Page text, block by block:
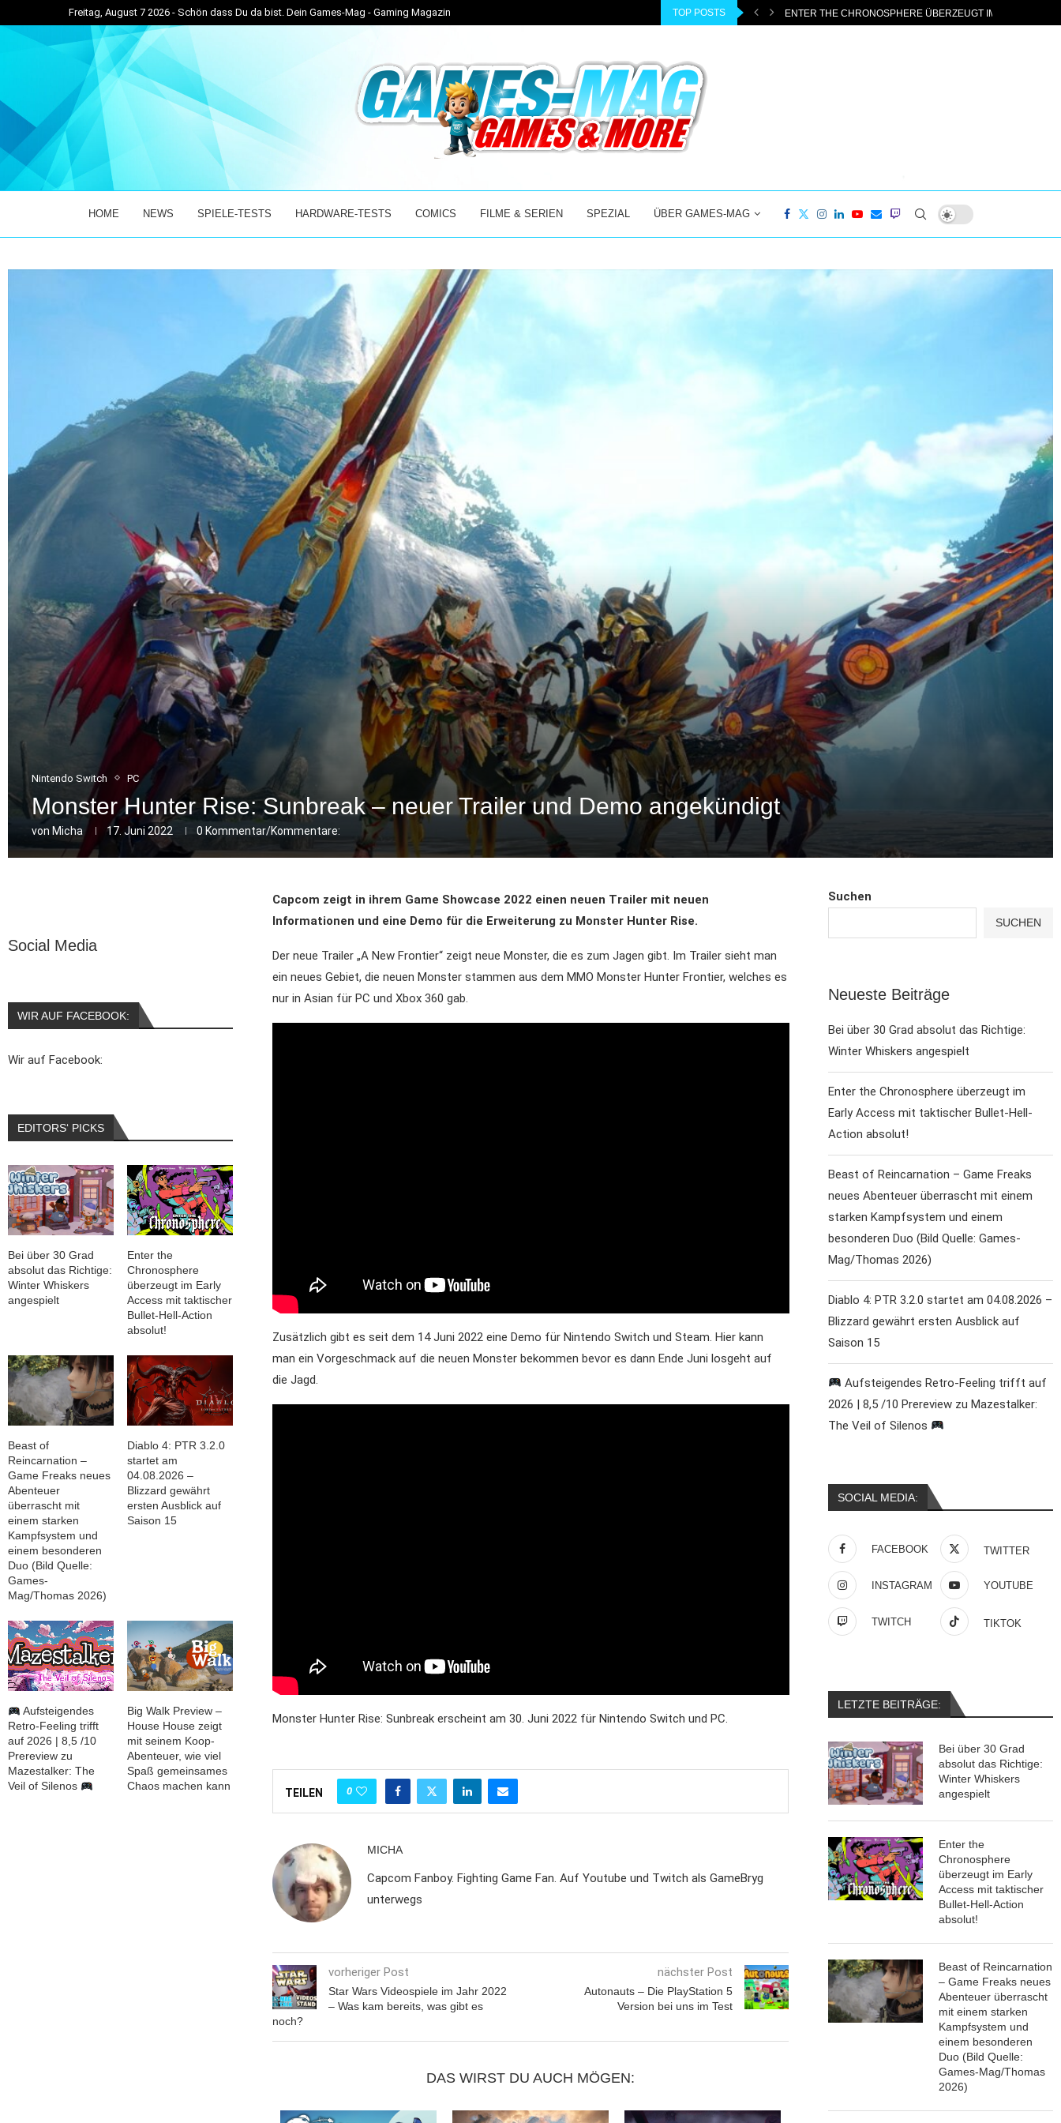
Freitag, August 7 2026 - Schön dass Du da bist. Dein Games-Mag - Gaming Magazin TOP POSTS
MIX AUS... BEI ÜBER 30 GRAD ABSOLUT DAS RICHTIGE: WINTER... ENTER THE CHRONOSPHERE ÜBERZEUGT IM EARLY ACCESS MIT... BEAST OF REINCARNATION – GAME FREAKS NEUES
HOME NEWS SPIELE-TESTS HARDWARE-TESTS COMICS FILME & SERIEN SPEZIAL ÜBER GAMES-MAG
Nintendo Switch PC
Monster Hunter Rise: Sunbreak – neuer Trailer und Demo angekündigt
von Micha 17. Juni 2022 0 Kommentar/Kommentare:
Capcom zeigt in ihrem Game Showcase 2022 einen neuen Trailer mit neuen
Informationen und eine Demo für die Erweiterung zu Monster Hunter Rise.
Der neue Trailer „A New Frontier“ zeigt neue Monster, die es zum Jagen gibt. Im Trailer sieht man
ein neues Gebiet, die neuen Monster stammen aus dem MMO Monster Hunter Frontier, welches es
nur in Asian für PC und Xbox 360 gab.
Zusätzlich gibt es seit dem 14 Juni 2022 eine Demo für Nintendo Switch und Steam. Hier kann
man ein Vorgeschmack auf die neuen Monster bekommen bevor es dann Ende Juni losgeht auf
die Jagd.
Monster Hunter Rise: Sunbreak erscheint am 30. Juni 2022 für Nintendo Switch und PC.
TEILEN 0
MICHA
Capcom Fanboy. Fighting Game Fan. Auf Youtube und Twitch als GameBryg
unterwegs
vorheriger Post
Star Wars Videospiele im Jahr 2022
– Was kam bereits, was gibt es
noch?
nächster Post
Autonauts – Die PlayStation 5
Version bei uns im Test
DAS WIRST DU AUCH MÖGEN:
Suchen
SUCHEN
Neueste Beiträge
Bei über 30 Grad absolut das Richtige:
Winter Whiskers angespielt
Enter the Chronosphere überzeugt im
Early Access mit taktischer Bullet-Hell-
Action absolut!
Beast of Reincarnation – Game Freaks
neues Abenteuer überrascht mit einem
starken Kampfsystem und einem
besonderen Duo (Bild Quelle: Games-
Mag/Thomas 2026)
Diablo 4: PTR 3.2.0 startet am 04.08.2026 –
Blizzard gewährt ersten Ausblick auf
Saison 15
Aufsteigendes Retro-Feeling trifft auf
2026 | 8,5 /10 Prereview zu Mazestalker:
The Veil of Silenos
SOCIAL MEDIA:
FACEBOOK TWITTER
INSTAGRAM YOUTUBE
TWITCH TIKTOK
LETZTE BEITRÄGE:
Bei über 30 Grad
absolut das Richtige:
Winter Whiskers
angespielt
Enter the
Chronosphere
überzeugt im Early
Access mit taktischer
Bullet-Hell-Action
absolut!
Beast of Reincarnation
– Game Freaks neues
Abenteuer überrascht
mit einem starken
Kampfsystem und
einem besonderen
Duo (Bild Quelle:
Games-Mag/Thomas
2026)
Social Media
WIR AUF FACEBOOK:
Wir auf Facebook:
EDITORS‘ PICKS
Bei über 30 Grad
absolut das Richtige:
Winter Whiskers
angespielt
Enter the
Chronosphere
überzeugt im Early
Access mit taktischer
Bullet-Hell-Action
absolut!
Beast of
Reincarnation –
Game Freaks neues
Abenteuer
überrascht mit
einem starken
Kampfsystem und
einem besonderen
Duo (Bild Quelle:
Games-
Mag/Thomas 2026)
Diablo 4: PTR 3.2.0
startet am
04.08.2026 –
Blizzard gewährt
ersten Ausblick auf
Saison 15
Aufsteigendes
Retro-Feeling trifft
auf 2026 | 8,5 /10
Prereview zu
Mazestalker: The
Veil of Silenos
Big Walk Preview –
House House zeigt
mit seinem Koop-
Abenteuer, wie viel
Spaß gemeinsames
Chaos machen kann